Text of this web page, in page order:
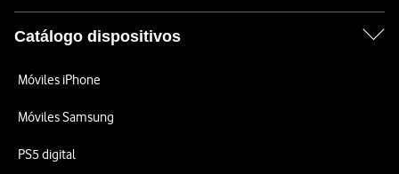
Catálogo dispositivos
Móviles iPhone
Móviles Samsung
PS5 digital